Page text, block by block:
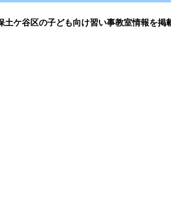
土ケ谷区の子ども向け習い事教室情報を